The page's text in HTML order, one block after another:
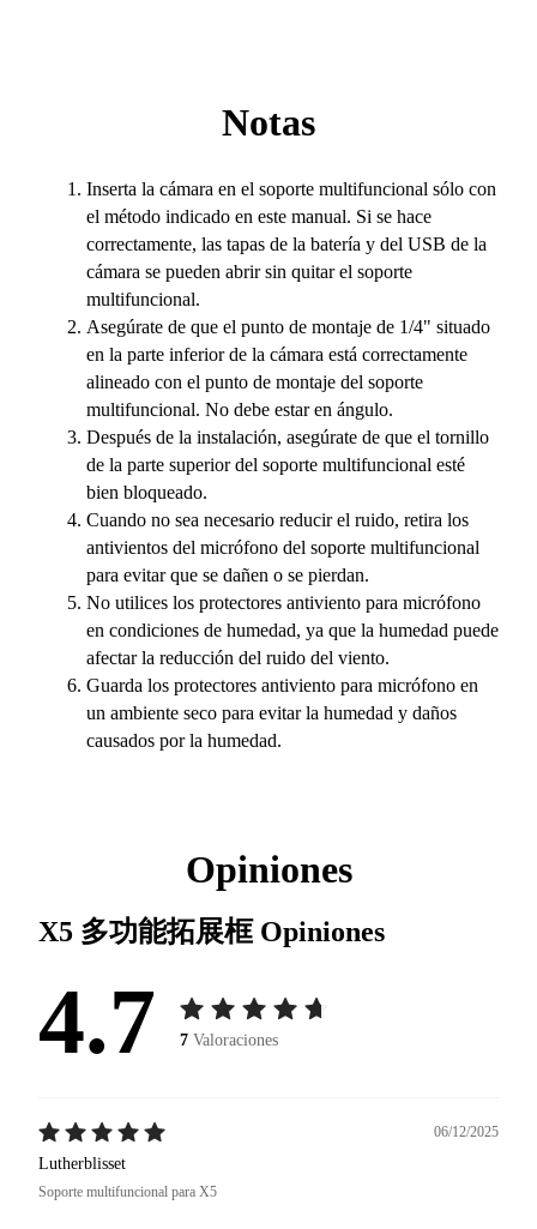
Notas
Inserta la cámara en el soporte multifuncional sólo con
el método indicado en este manual. Si se hace
correctamente, las tapas de la batería y del USB de la
cámara se pueden abrir sin quitar el soporte
multifuncional.
Asegúrate de que el punto de montaje de 1/4" situado
en la parte inferior de la cámara está correctamente
alineado con el punto de montaje del soporte
multifuncional. No debe estar en ángulo.
Después de la instalación, asegúrate de que el tornillo
de la parte superior del soporte multifuncional esté
bien bloqueado.
Cuando no sea necesario reducir el ruido, retira los
antivientos del micrófono del soporte multifuncional
para evitar que se dañen o se pierdan.
No utilices los protectores antiviento para micrófono
en condiciones de humedad, ya que la humedad puede
afectar la reducción del ruido del viento.
Guarda los protectores antiviento para micrófono en
un ambiente seco para evitar la humedad y daños
causados por la humedad.
Opiniones
X5 多功能拓展框 Opiniones
4.7 7 Valoraciones
06/12/2025
Lutherblisset
Soporte multifuncional para X5